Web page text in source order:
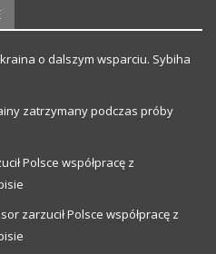
o dalszym wsparciu. Sybiha
zatrzymany podczas próby
Polsce współpracę z
zarzucił Polsce współpracę z